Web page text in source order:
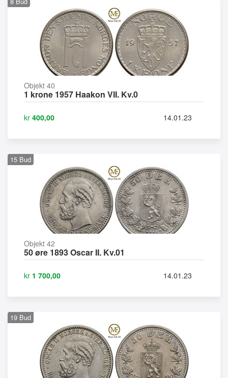
Objekt 40
1 krone 1957 Haakon VII. Kv.0
kr 400,00 14.01.23
15 Bud
Objekt 42
50 øre 1893 Oscar II. Kv.01
kr 1 700,00 14.01.23
19 Bud